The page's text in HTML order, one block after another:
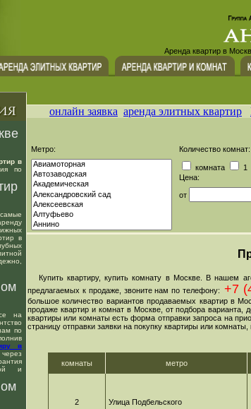
Аренда квартир в
в
по
в
на
по
в
и
онлайн заявка аренда элитных квартир
Метро: Количество комнат:
комната 1
Цена:
от
Купить квартиру, купить комнату в Москве. В нашем
предлагаемых к продаже, звоните нам по телефону: +7
большое количество вариантов продаваемых квартир в
продаже квартир и комнат в Москве, от подбора
квартиры или комнаты есть форма отправки запроса на
страницу отправки заявки на покупку квартиры или
комнаты метро
2 Улица Подбельского